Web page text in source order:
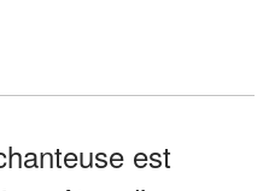
est